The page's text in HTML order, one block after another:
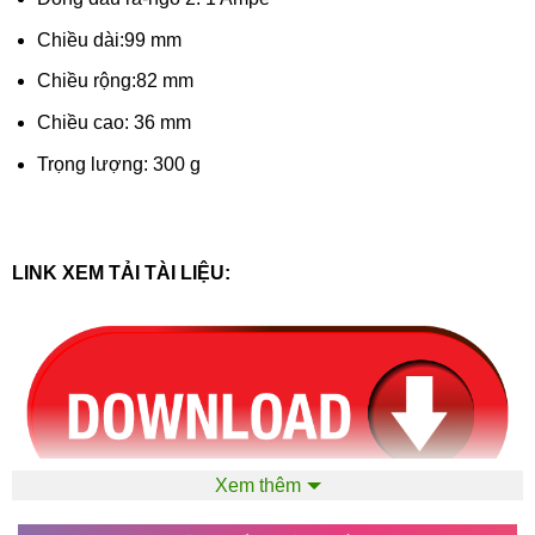
Chiều dài:99 mm
Chiều rộng:82 mm
Chiều cao: 36 mm
Trọng lượng: 300 g
LINK XEM TẢI TÀI LIỆU:
Xem thêm